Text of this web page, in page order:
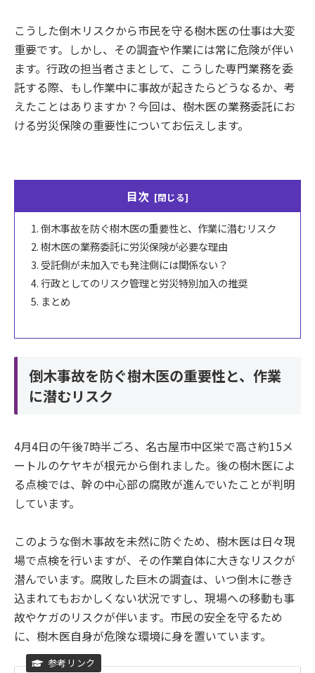
こうした倒木リスクから市民を守る樹木医の仕事は大変
重要です。しかし、その調査や作業には常に危険が伴い
ます。行政の担当者さまとして、こうした専門業務を委
託する際、もし作業中に事故が起きたらどうなるか、考
えたことはありますか？今回は、樹木医の業務委託にお
ける労災保険の重要性についてお伝えします。
目次
倒木事故を防ぐ樹木医の重要性と、作業に潜むリスク
樹木医の業務委託に労災保険が必要な理由
受託側が未加入でも発注側には関係ない？
行政としてのリスク管理と労災特別加入の推奨
まとめ
倒木事故を防ぐ樹木医の重要性と、作業
に潜むリスク
4月4日の午後7時半ごろ、名古屋市中区栄で高さ約15メ
ートルのケヤキが根元から倒れました。後の樹木医によ
る点検では、幹の中心部の腐敗が進んでいたことが判明
しています。
このような倒木事故を未然に防ぐため、樹木医は日々現
場で点検を行いますが、その作業自体に大きなリスクが
潜んでいます。腐敗した巨木の調査は、いつ倒木に巻き
込まれてもおかしくない状況ですし、現場への移動も事
故やケガのリスクが伴います。市民の安全を守るため
に、樹木医自身が危険な環境に身を置いています。